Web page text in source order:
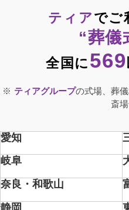
ティアでご
“葬儀
全国に569
ティアグループの式場、葬
斎
愛知
岐阜
奈良 ・和歌山